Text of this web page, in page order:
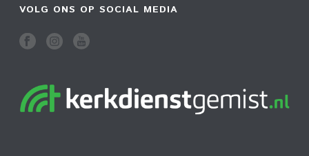
VOLG ONS OP SOCIAL MEDIA